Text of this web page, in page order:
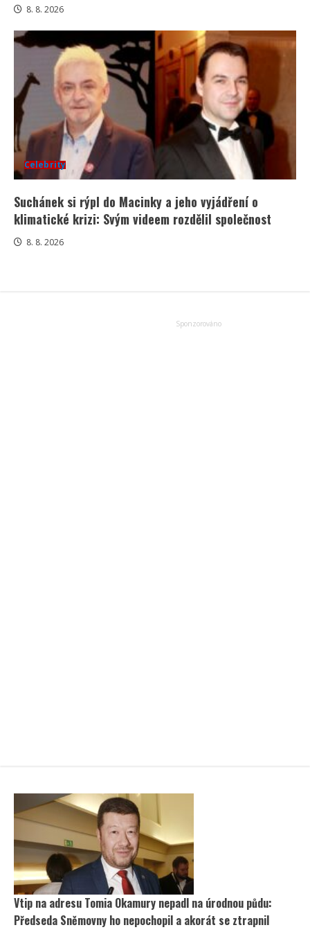
8. 8. 2026
Celebrity
Suchánek si rýpl do Macinky a jeho vyjádření o
klimatické krizi: Svým videem rozdělil společnost
8. 8. 2026
Vtip na adresu Tomia Okamury nepadl na úrodnou půdu:
Předseda Sněmovny ho nepochopil a akorát se ztrapnil